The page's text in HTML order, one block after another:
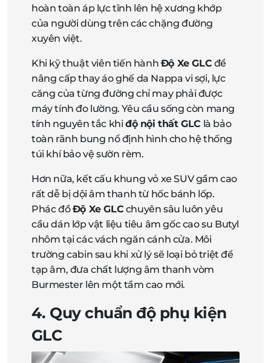
hoàn toàn áp lực tĩnh lên hệ xương khớp
của người dùng trên các chặng đường
xuyên việt.
Khi kỹ thuật viên tiến hành Độ Xe GLC để
nâng cấp thay áo ghế da Nappa vi sợi, lực
căng của từng đường chỉ may phải được
máy tính đo lường. Yêu cầu sống còn mang
tính nguyên tắc khiđộ nội thất GLC là bảo
toàn rãnh bung nổ định hình cho hệ thống
túi khí bảo vệ sườn rèm.
Hơn nữa, kết cấu khung vỏ xe SUV gầm cao
rất dễ bị dội âm thanh từ hốc bánh lốp.
Phác đồĐộ Xe GLC chuyên sâu luôn yêu
cầu dán lớp vật liệu tiêu âm gốc cao su Butyl
nhôm tại các vách ngăn cánh cửa. Môi
trường cabin sau khi xử lý sẽ loại bỏ triệt để
tạp âm, đưa chất lượng âm thanh vòm
Burmester lên một tầm cao mới.
4. Quy chuẩn độ phụ kiện
GLC